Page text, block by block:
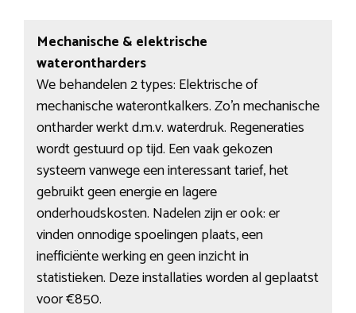
Mechanische & elektrische
waterontharders
We behandelen 2 types: Elektrische of
mechanische waterontkalkers. Zo’n mechanische
ontharder werkt d.m.v. waterdruk. Regeneraties
wordt gestuurd op tijd. Een vaak gekozen
systeem vanwege een interessant tarief, het
gebruikt geen energie en lagere
onderhoudskosten. Nadelen zijn er ook: er
vinden onnodige spoelingen plaats, een
inefficiënte werking en geen inzicht in
statistieken. Deze installaties worden al geplaatst
voor €850.